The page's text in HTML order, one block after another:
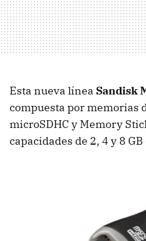
Esta nueva línea Sandisk
compuesta por memorias
microSDHC y Memory
capacidades de 2, 4 y 8